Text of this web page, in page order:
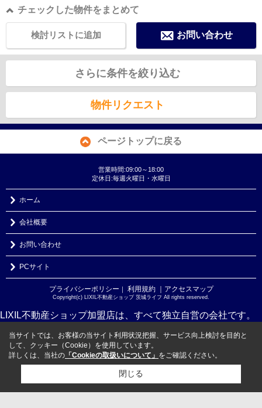
チェックした物件をまとめて
お問い合わせ
検討リストに追加
さらに条件を絞り込む
物件リクエスト
ページトップに戻る
営業時間:09:00～18:00
定休日:毎週火曜日・水曜日
ホーム
会社概要
お問い合わせ
PCサイト
プライバシーポリシー ｜ 利用規約 ｜アクセスマップ
Copyright(c) LIXIL不動産ショップ 茨城ライフ All rights reserved.
LIXIL不動産ショップ加盟店は、すべて独立自営の会社です。
当サイトでは、お客様の当サイト利用状況把握、サービス向上検討を目的と
して、クッキー（Cookie）を使用しています。
詳しくは、当社の 「Cookieの取扱いについて」 をご確認ください。
閉じる